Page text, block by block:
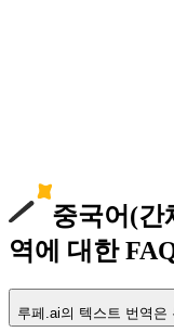
중국어(간
역에 대한
루페.ai의 텍스트 번역은